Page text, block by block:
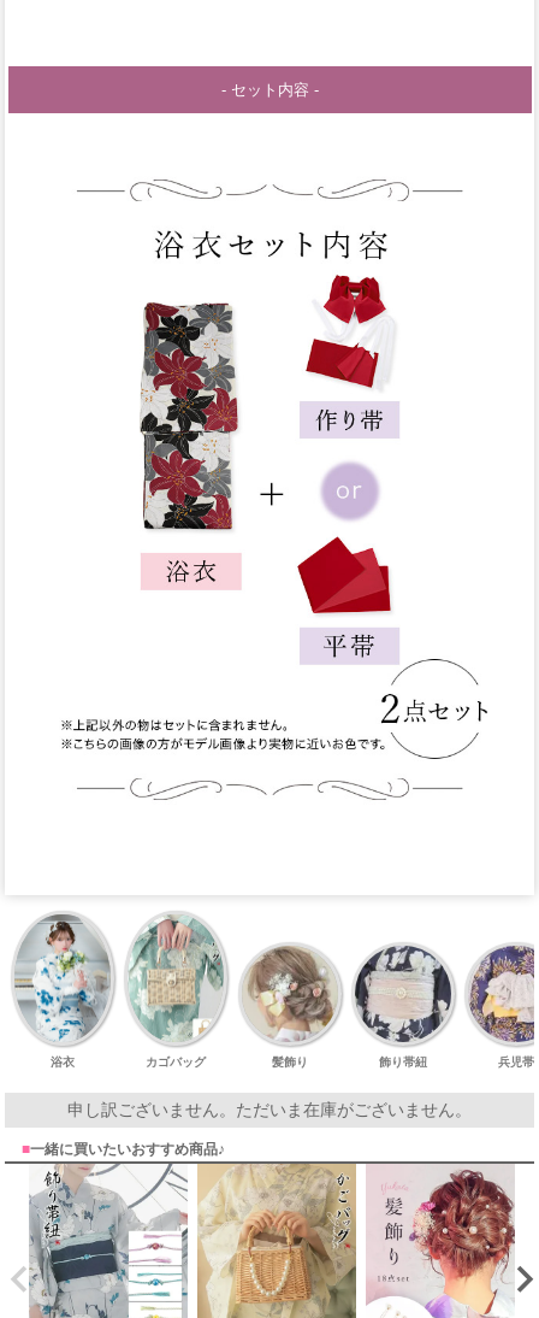
- セット内容 -
浴衣 カゴバッグ 髪飾り 飾り帯紐 兵児帯
申し訳ございません。ただいま在庫がございません。
■一緒に買いたいおすすめ商品♪